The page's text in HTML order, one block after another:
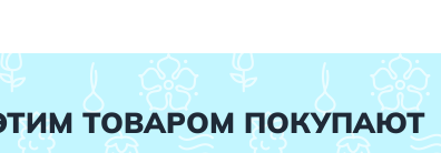
ТОВАРОМ ПОКУПАЮТ